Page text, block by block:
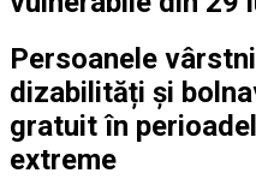
Persoanele
dizabilități și
gratuit în
extreme